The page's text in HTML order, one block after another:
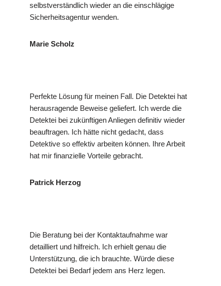
selbstverständlich wieder an die einschlägige
Sicherheitsagentur wenden.
Marie Scholz
Perfekte Lösung für meinen Fall. Die Detektei hat
herausragende Beweise geliefert. Ich werde die
Detektei bei zukünftigen Anliegen definitiv wieder
beauftragen. Ich hätte nicht gedacht, dass
Detektive so effektiv arbeiten können. Ihre Arbeit
hat mir finanzielle Vorteile gebracht.
Patrick Herzog
Die Beratung bei der Kontaktaufnahme war
detailliert und hilfreich. Ich erhielt genau die
Unterstützung, die ich brauchte. Würde diese
Detektei bei Bedarf jedem ans Herz legen.